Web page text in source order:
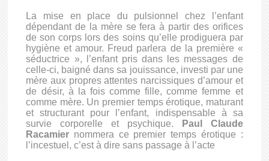
La mise en place du pulsionnel chez l’enfant
dépendant de la mère se fera à partir des orifices
de son corps lors des soins qu’elle prodiguera par
hygiène et amour. Freud parlera de la première «
séductrice », l’enfant pris dans les messages de
celle-ci, baigné dans sa jouissance, investi par une
mère aux propres attentes narcissiques d’amour et
de désir, à la fois comme fille, comme femme et
comme mère. Un premier temps érotique, maturant
et structurant pour l’enfant, indispensable à sa
survie corporelle et psychique.
Paul Claude
Racamier nommera ce premier temps érotique :
l’incestuel, c’est à dire sans passage à l’acte